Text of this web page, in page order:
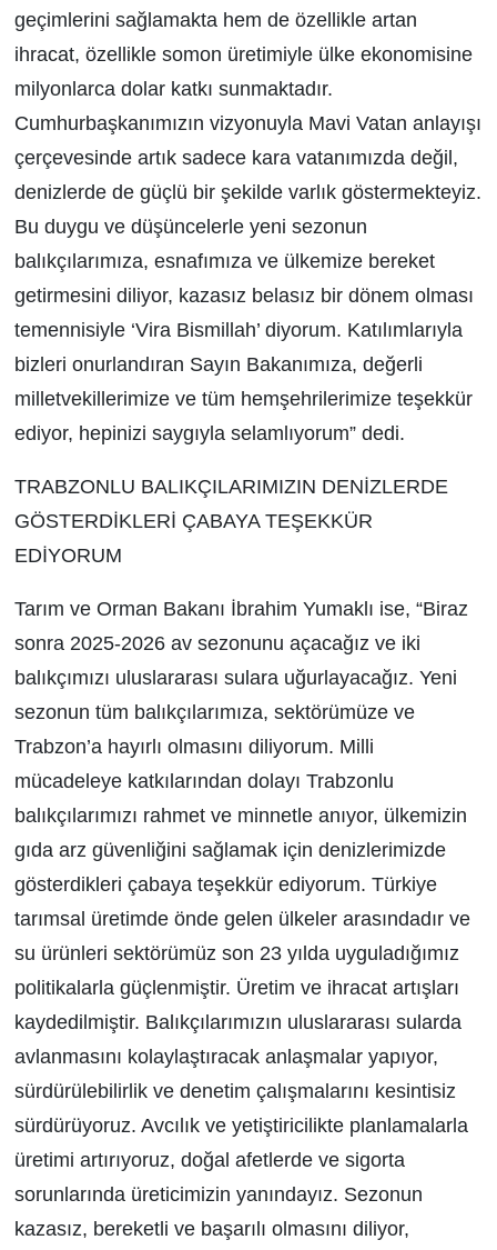
geçimlerini sağlamakta hem de özellikle artan
ihracat, özellikle somon üretimiyle ülke ekonomisine
milyonlarca dolar katkı sunmaktadır.
Cumhurbaşkanımızın vizyonuyla Mavi Vatan anlayışı
çerçevesinde artık sadece kara vatanımızda değil,
denizlerde de güçlü bir şekilde varlık göstermekteyiz.
Bu duygu ve düşüncelerle yeni sezonun
balıkçılarımıza, esnafımıza ve ülkemize bereket
getirmesini diliyor, kazasız belasız bir dönem olması
temennisiyle ‘Vira Bismillah’ diyorum. Katılımlarıyla
bizleri onurlandıran Sayın Bakanımıza, değerli
milletvekillerimize ve tüm hemşehrilerimize teşekkür
ediyor, hepinizi saygıyla selamlıyorum” dedi.
TRABZONLU BALIKÇILARIMIZIN DENİZLERDE
GÖSTERDİKLERİ ÇABAYA TEŞEKKÜR
EDİYORUM
Tarım ve Orman Bakanı İbrahim Yumaklı ise, “Biraz
sonra 2025-2026 av sezonunu açacağız ve iki
balıkçımızı uluslararası sulara uğurlayacağız. Yeni
sezonun tüm balıkçılarımıza, sektörümüze ve
Trabzon’a hayırlı olmasını diliyorum. Milli
mücadeleye katkılarından dolayı Trabzonlu
balıkçılarımızı rahmet ve minnetle anıyor, ülkemizin
gıda arz güvenliğini sağlamak için denizlerimizde
gösterdikleri çabaya teşekkür ediyorum. Türkiye
tarımsal üretimde önde gelen ülkeler arasındadır ve
su ürünleri sektörümüz son 23 yılda uyguladığımız
politikalarla güçlenmiştir. Üretim ve ihracat artışları
kaydedilmiştir. Balıkçılarımızın uluslararası sularda
avlanmasını kolaylaştıracak anlaşmalar yapıyor,
sürdürülebilirlik ve denetim çalışmalarını kesintisiz
sürdürüyoruz. Avcılık ve yetiştiricilikte planlamalarla
üretimi artırıyoruz, doğal afetlerde ve sigorta
sorunlarında üreticimizin yanındayız. Sezonun
kazasız, bereketli ve başarılı olmasını diliyor,